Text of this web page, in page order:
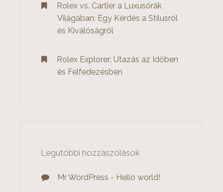
Rolex vs. Cartier a Luxusórák
Világában: Egy Kérdés a Stílusról
és Kiválóságról
Rolex Explorer: Utazás az Időben
és Felfedezésben
Legutóbbi hozzászólások
Mr WordPress - Hello world!